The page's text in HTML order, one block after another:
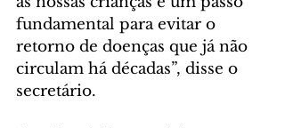
fundamental para evitar o
retorno de doenças que já não
circulam há décadas”, disse o
secretário.